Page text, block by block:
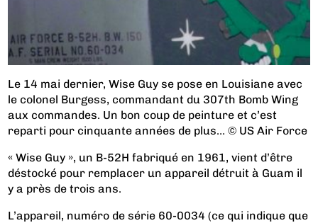
Le 14 mai dernier, Wise Guy se pose en Louisiane avec
le colonel Burgess, commandant du 307th Bomb Wing
aux commandes. Un bon coup de peinture et c’est
reparti pour cinquante années de plus… © US Air Force
« Wise Guy », un B-52H fabriqué en 1961, vient d’être
déstocké pour remplacer un appareil détruit à Guam il
y a près de trois ans.
L’appareil, numéro de série 60-0034 (ce qui indique que